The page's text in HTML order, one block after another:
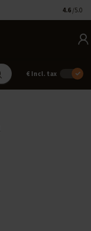
4.6 /5.0
€ Incl. tax